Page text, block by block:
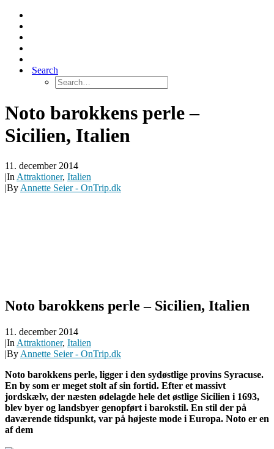
Search
Noto barokkens perle –
Sicilien, Italien
11. december 2014
|In Attraktioner, Italien
|By Annette Seier - OnTrip.dk
Noto barokkens perle – Sicilien, Italien
11. december 2014
|In Attraktioner, Italien
|By Annette Seier - OnTrip.dk
Noto barokkens perle, ligger i den sydøstlige provins Syracuse.
En by som er meget stolt af sin fortid. Efter et massivt
jordskælv, der næsten ødelagde hele det østlige Sicilien i 1693,
blev byer og landsbyer genopført i barokstil. En stil der på
daværende tidspunkt, var på højeste mode i Europa. Noto er en
af dem